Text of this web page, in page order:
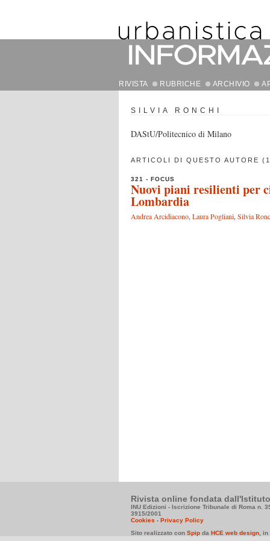
RIVISTA RUBRICHE ARCHIVIO
SILVIA RONCHI
DAStU/Politecnico di Milano
ARTICOLI DI QUESTO AUTORE
321 - FOCUS
Nuovi piani resilienti per
Lombardia
Andrea Arcidiacono, Laura Pogliani, Silvia
Rivista online fondata
INU Edizioni - Iscrizione Tribunale di Roma n.
3915/2001
Cookies - Privacy Policy
Sito realizzato con Spip da HCE web design ,